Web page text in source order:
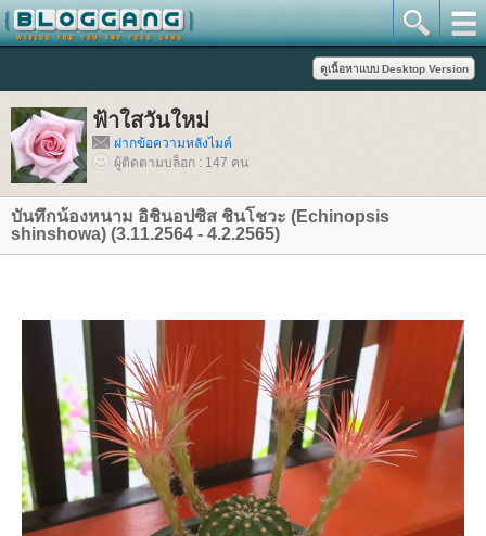
ฟ้าใสวันใหม่
ฝากข้อความหลังไมค์
ผู้ติดตามบล็อก : 147 คน
บันทึกน้องหนาม อิชินอปซิส ชินโชวะ (Echinopsis
shinshowa) (3.11.2564 - 4.2.2565)